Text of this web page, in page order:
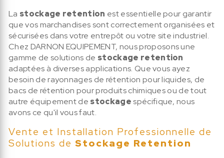
La stockage retention est essentielle pour garantir
que vos marchandises sont correctement organisées et
sécurisées dans votre entrepôt ou votre site industriel.
Chez DARNON EQUIPEMENT, nous proposons une
gamme de solutions de stockage retention
adaptées à diverses applications. Que vous ayez
besoin de rayonnages de rétention pour liquides, de
bacs de rétention pour produits chimiques ou de tout
autre équipement de stockagespécifique, nous
avons ce qu'il vous faut.
Vente et Installation Professionnelle de
Solutions de Stockage Retention